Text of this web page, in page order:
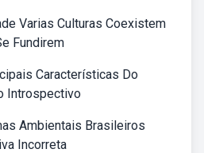
Varias Culturas Coexistem
Fundirem
Características Do
Introspectivo
Ambientais Brasileiros
Incorreta